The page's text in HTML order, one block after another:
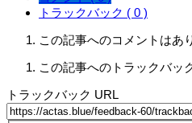
トラックバック ( 0 )
この記事へのコメントはあ
この記事へのトラックバッ
トラックバック URL